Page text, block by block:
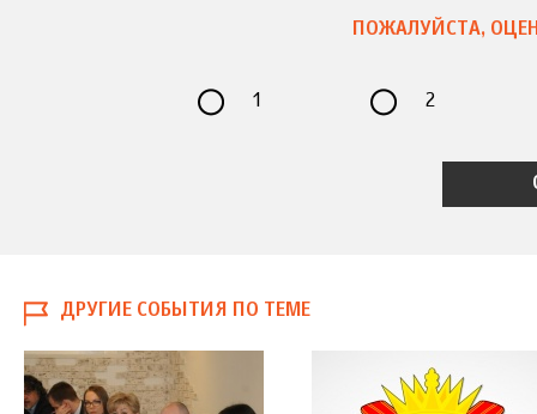
ПОЖАЛУЙСТА,
1 2
ДРУГИЕ СОБЫТИЯ ПО ТЕМЕ